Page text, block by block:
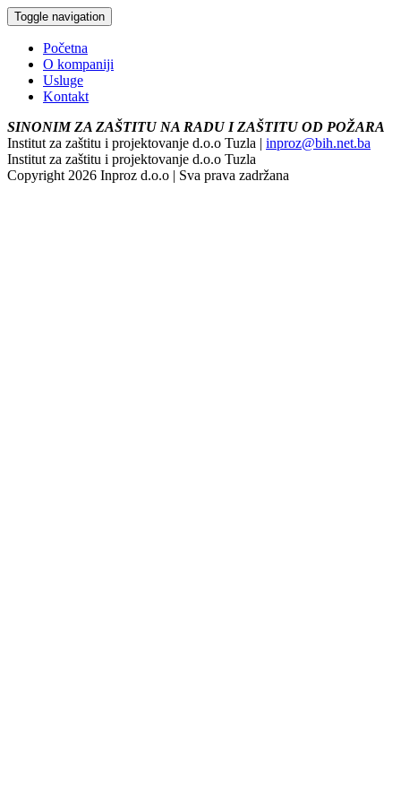
Toggle navigation
Početna
O kompaniji
Usluge
Kontakt
SINONIM ZA ZAŠTITU NA RADU I ZAŠTITU OD POŽARA
Institut za zaštitu i projektovanje d.o.o Tuzla | inproz@bih.net.ba
Institut za zaštitu i projektovanje d.o.o Tuzla
Copyright 2026 Inproz d.o.o | Sva prava zadržana